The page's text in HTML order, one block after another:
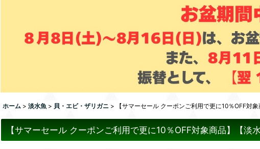
ホーム > 淡水魚 > 貝・エビ・ザリガニ > 【サマーセール クーポンご利用で更に10％OFF対
【サマーセール クーポンご利用で更に10％OFF対象商品】【